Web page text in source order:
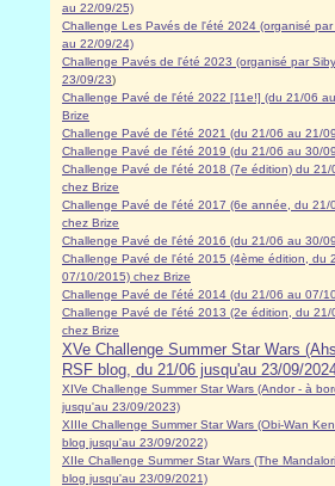
au 22/09/25)
Challenge Les Pavés de l'été 2024 (organisé
au 22/09/24)
Challenge Pavés de l'été 2023 (organisé par
23/09/23)
Challenge Pavé de l'été 2022 [11e!] (du 21/06
Brize
Challenge Pavé de l'été 2021 (du 21/06 au 21/
Challenge Pavé de l'été 2019 (du 21/06 au 30/
Challenge Pavé de l'été 2018 (7e édition) du
chez Brize
Challenge Pavé de l'été 2017 (6e année, du 21/
chez Brize
Challenge Pavé de l'été 2016 (du 21/06 au 30/
Challenge Pavé de l'été 2015 (4ème édition, du
07/10/2015) chez Brize
Challenge Pavé de l'été 2014 (du 21/06 au 07/
Challenge Pavé de l'été 2013 (2e édition, du
chez Brize
XVe Challenge Summer Star Wars
RSF blog, du 21/06 jusqu'au 23/09/
XIVe Challenge Summer Star Wars (Andor - à
jusqu'au 23/09/2023)
XIIIe Challenge Summer Star Wars (Obi-Wan
blog jusqu'au 23/09/2022)
XIIe Challenge Summer Star Wars (The
blog jusqu'au 23/09/2021)